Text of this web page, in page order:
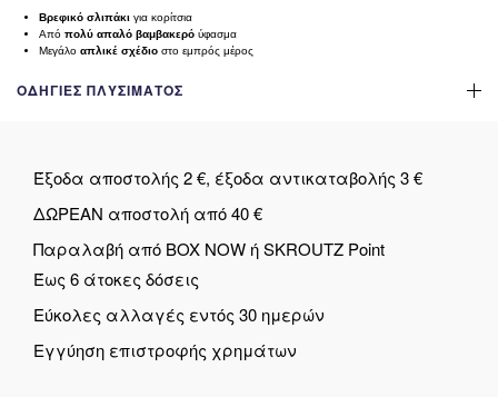
Βρεφικό σλιπάκι για κορίτσια
Από πολύ απαλό βαμβακερό ύφασμα
Μεγάλο απλικέ σχέδιο στο εμπρός μέρος
ΟΔΗΓΊΕΣ ΠΛΥΣΊΜΑΤΟΣ
Έξοδα αποστολής 2 €, έξοδα αντικαταβολής 3 €
ΔΩΡΕΑΝ αποστολή από 40 €
Παραλαβή από BOX NOW ή SKROUTZ Point
Έως 6 άτοκες δόσεις
Εύκολες αλλαγές εντός 30 ημερών
Εγγύηση επιστροφής χρημάτων